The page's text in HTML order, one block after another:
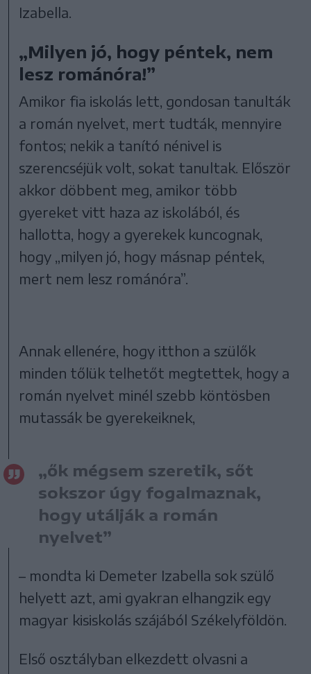
Izabella.
„Milyen jó, hogy péntek, nem
lesz románóra!”
Amikor fia iskolás lett, gondosan tanulták
a román nyelvet, mert tudták, mennyire
fontos; nekik a tanító nénivel is
szerencséjük volt, sokat tanultak. Először
akkor döbbent meg, amikor több
gyereket vitt haza az iskolából, és
hallotta, hogy a gyerekek kuncognak,
hogy „milyen jó, hogy másnap péntek,
mert nem lesz románóra”.
Annak ellenére, hogy itthon a szülők
minden tőlük telhetőt megtettek, hogy a
román nyelvet minél szebb köntösben
mutassák be gyerekeiknek,
„ők mégsem szeretik, sőt
sokszor úgy fogalmaznak,
hogy utálják a román
nyelvet”
– mondta ki Demeter Izabella sok szülő
helyett azt, ami gyakran elhangzik egy
magyar kisiskolás szájából Székelyföldön.
Első osztályban elkezdett olvasni a